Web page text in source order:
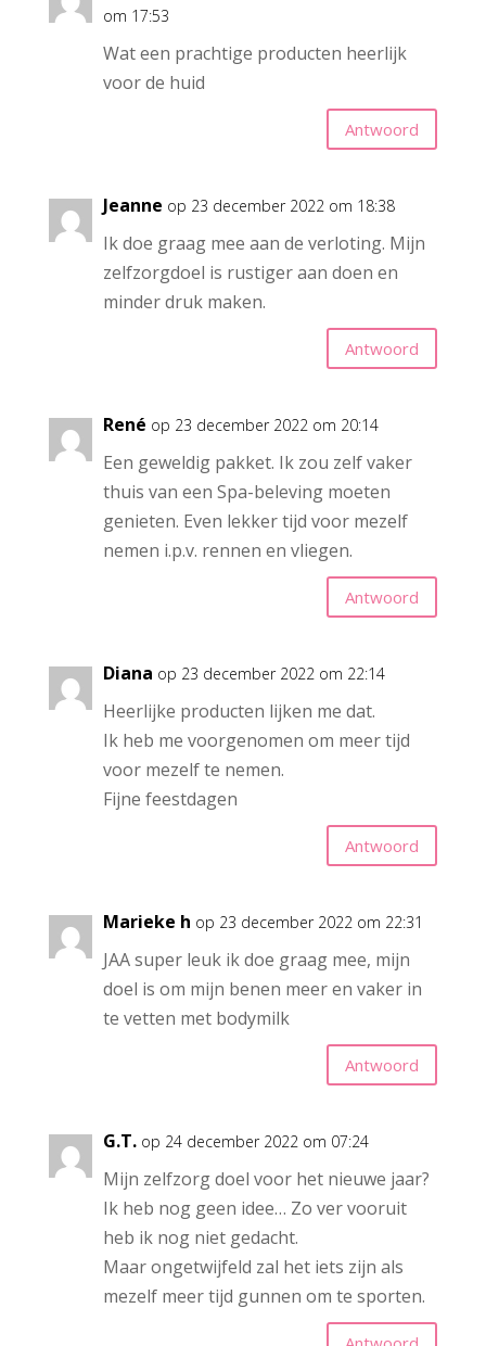
om 17:53
Wat een prachtige producten heerlijk
voor de huid
Antwoord
Jeanne op 23 december 2022 om 18:38
Ik doe graag mee aan de verloting. Mijn
zelfzorgdoel is rustiger aan doen en
minder druk maken.
Antwoord
René op 23 december 2022 om 20:14
Een geweldig pakket. Ik zou zelf vaker
thuis van een Spa-beleving moeten
genieten. Even lekker tijd voor mezelf
nemen i.p.v. rennen en vliegen.
Antwoord
Diana op 23 december 2022 om 22:14
Heerlijke producten lijken me dat.
Ik heb me voorgenomen om meer tijd
voor mezelf te nemen.
Fijne feestdagen
Antwoord
Marieke h op 23 december 2022 om 22:31
JAA super leuk ik doe graag mee, mijn
doel is om mijn benen meer en vaker in
te vetten met bodymilk
Antwoord
G.T. op 24 december 2022 om 07:24
Mijn zelfzorg doel voor het nieuwe jaar?
Ik heb nog geen idee… Zo ver vooruit
heb ik nog niet gedacht.
Maar ongetwijfeld zal het iets zijn als
mezelf meer tijd gunnen om te sporten.